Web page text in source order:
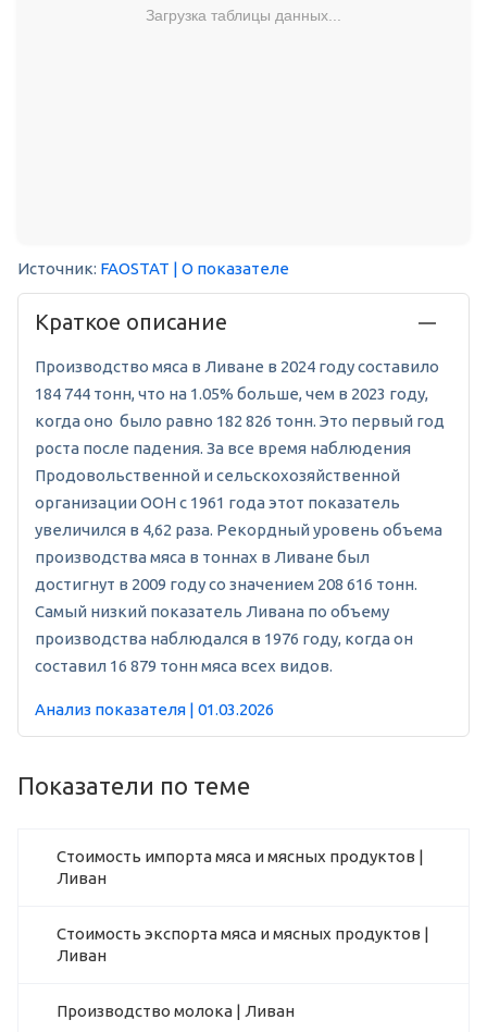
Загрузка таблицы данных...
Источник: FAOSTAT | О показателе
Краткое описание
Производство мяса в Ливане в 2024 году составило
184 744 тонн, что на 1.05% больше, чем в 2023 году,
когда оно было равно 182 826 тонн. Это первый год
роста после падения. За все время наблюдения
Продовольственной и сельскохозяйственной
организации ООН с 1961 года этот показатель
увеличился в 4,62 раза. Рекордный уровень объема
производства мяса в тоннах в Ливане был
достигнут в 2009 году со значением 208 616 тонн.
Самый низкий показатель Ливана по объему
производства наблюдался в 1976 году, когда он
составил 16 879 тонн мяса всех видов.
Анализ показателя | 01.03.2026
Показатели по теме
Стоимость импорта мяса и мясных продуктов |
Ливан
Стоимость экспорта мяса и мясных продуктов |
Ливан
Производство молока | Ливан